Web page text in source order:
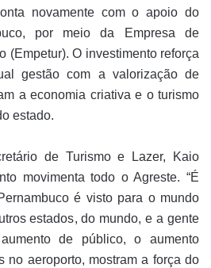
novamente com o apoio do
por meio da Empresa de
(Empetur). O investimento reforça
gestão com a valorização de
a economia criativa e o turismo
estado.
de Turismo e Lazer, Kaio
movimenta todo o Agreste. “É
é visto para o mundo
estados, do mundo, e a gente
de público, o aumento
no aeroporto, mostram a força do